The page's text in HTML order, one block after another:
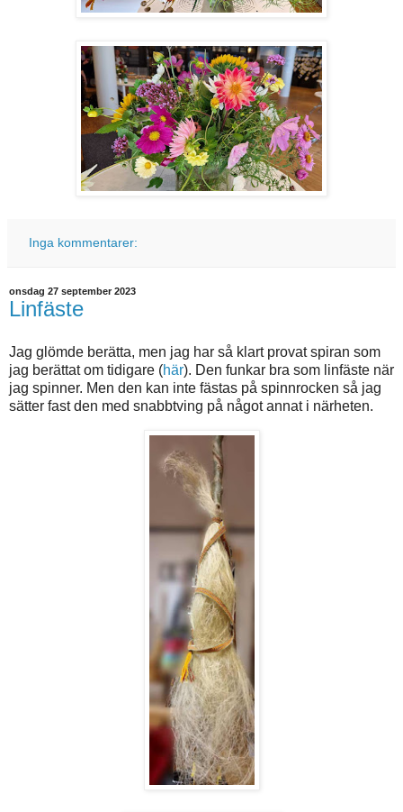
Inga kommentarer:
onsdag 27 september 2023
Linfäste
Jag glömde berätta, men jag har så klart provat spiran som
jag berättat om tidigare (här). Den funkar bra som linfäste när
jag spinner. Men den kan inte fästas på spinnrocken så jag
sätter fast den med snabbtving på något annat i närheten.